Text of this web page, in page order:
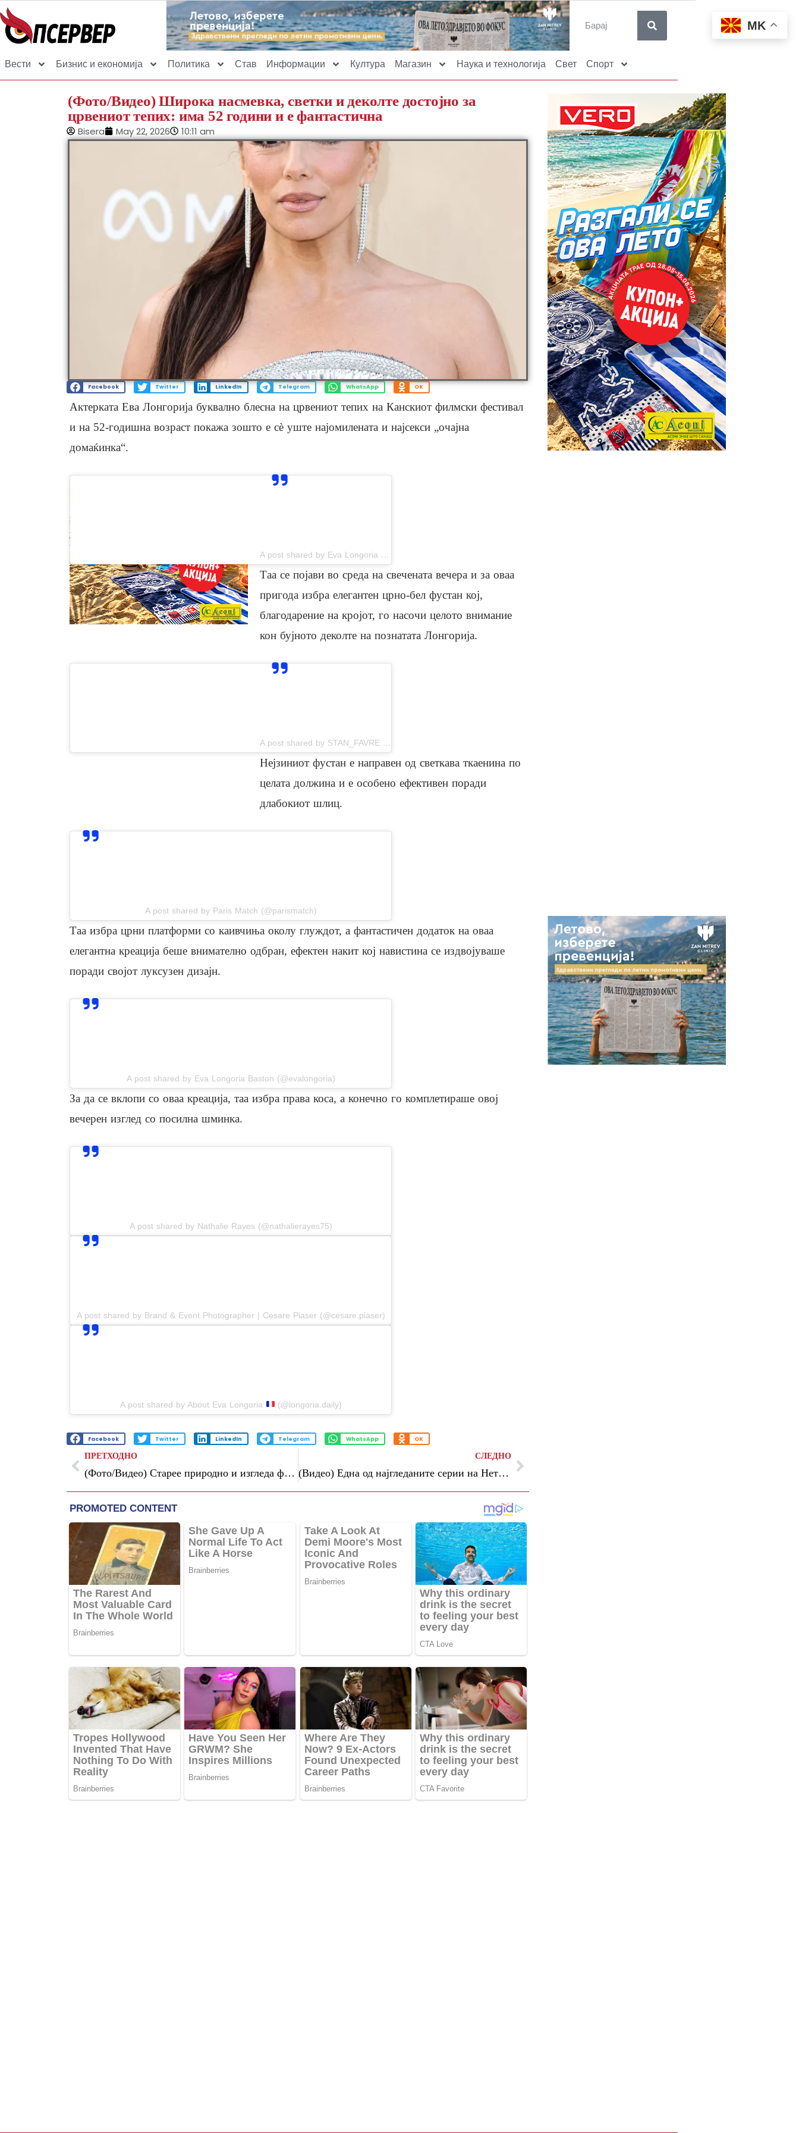
Вести Бизнис и економија Политика Став Информации Култура Магазин Наука и технологија Свет Спорт
(Фото/Видео) Широка насмевка, светки и деколте достојно за
црвениот тепих: има 52 години и е фантастична
Bisera May 22, 2026 10:11 am
Facebook Twitter LinkedIn Telegram WhatsApp OK
Актерката Ева Лонгорија буквално блесна на црвениот тепих на Канскиот филмски фестивал
и на 52-годишна возраст покажа зошто е сè уште најомилената и најсекси „очајна
домаќинка“.
A post shared by Eva Longoria Baston (@evalongoria)
Таа се појави во среда на свечената вечера и за оваа
пригода избра елегантен црно-бел фустан кој,
благодарение на кројот, го насочи целото внимание
кон бујното деколте на познатата Лонгорија.
A post shared by STAN_FAVRE | Photographer & Videographer (@stan_favre)
Нејзиниот фустан е направен од светкава ткаенина по
целата должина и е особено ефективен поради
длабокиот шлиц.
A post shared by Paris Match (@parismatch)
Таа избра црни платформи со каивчиња околу глуждот, а фантастичен додаток на оваа
елегантна креација беше внимателно одбран, ефектен накит кој навистина се издвојуваше
поради својот луксузен дизајн.
A post shared by Eva Longoria Baston (@evalongoria)
За да се вклопи со оваа креација, таа избра права коса, а конечно го комплетираше овој
вечерен изглед со посилна шминка.
A post shared by Nathalie Rayes (@nathalierayes75)
A post shared by Brand & Event Photographer | Cesare Piaser (@cesare.piaser)
A post shared by About Eva Longoria (@longoria.daily)
Facebook Twitter LinkedIn Telegram WhatsApp OK
ПРЕТХОДНО
(Фото/Видео) Старее природно и изгледа фантастично: Го шармираше светот во драматичен фустан
СЛЕДНО
(Видео) Една од најгледаните серии на Нетфликс завршува: шестата сезона на „Емили во Париз“ ќе биде последна
MK